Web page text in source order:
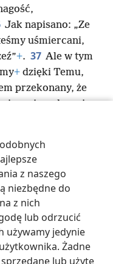
z naszego
niezbędne do
z nich
lub odrzucić
używamy jedynie
Żadne
lub użyte
Jak napisano: „Ze
uśmiercani,
+. 37 Ale w tym
+ dzięki Temu,
przekonany, że
ani rządy, ani
ani moce
od miłości Boga,
Chrystusa
Ustawienia